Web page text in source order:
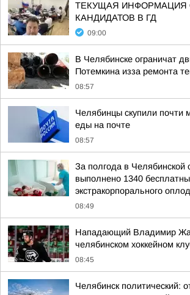
ТЕКУЩАЯ ИНФОРМАЦИЯ
КАНДИДАТОВ В ГД
09:00
В Челябинске ограничат
Потемкина изза ремонта
08:57
Челябинцы скупили почти
еды на почте
08:57
За полгода в Челябинской
выполнено 1340
экстракорпорального
08:49
Нападающий Владимир
челябинском хоккейном
08:45
Челябинск политический: